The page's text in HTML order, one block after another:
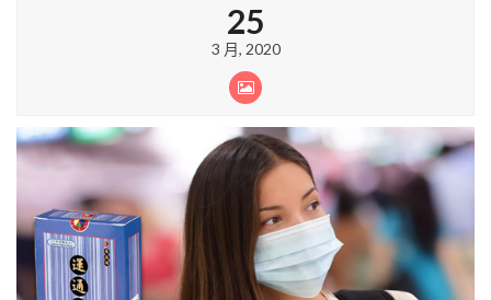
25
3 月, 2020